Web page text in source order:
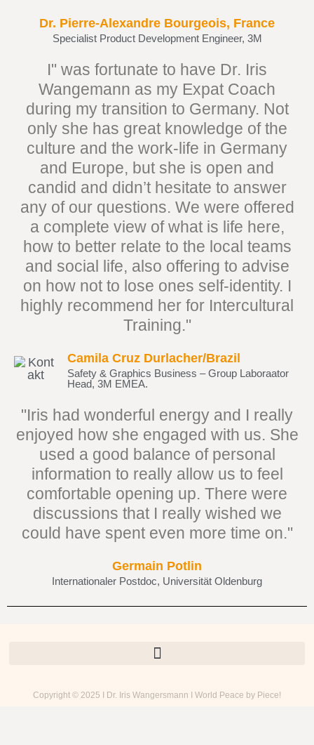
Dr. Pierre-Alexandre Bourgeois, France
Specialist Product Development Engineer, 3M
I" was fortunate to have Dr. Iris
Wangemann as my Expat Coach
during my transition to Germany. Not
only she has great knowledge of the
culture and the work-life in Germany
and Europe, but she is open and
candid and didn’t hesitate to answer
any of our questions. We were offered
a complete view of what is life here,
how to better relate to the local teams
and social life, also offering to advise
on how not to lose ones self-identity. I
highly recommend her for Intercultural
Training."
Camila Cruz Durlacher/Brazil
Safety & Graphics Business – Group Laboraator
Head, 3M EMEA.
"Iris had wonderful energy and I really
enjoyed how she engaged with us. She
used a good balance of personal
information to really allow us to feel
comfortable opening up. There were
discussions that I really wished we
could have spent even more time on."
Germain Potlin
Internationaler Postdoc, Universität Oldenburg
Copyright © 2025 I Dr. Iris Wangersmann I World Peace by Piece!